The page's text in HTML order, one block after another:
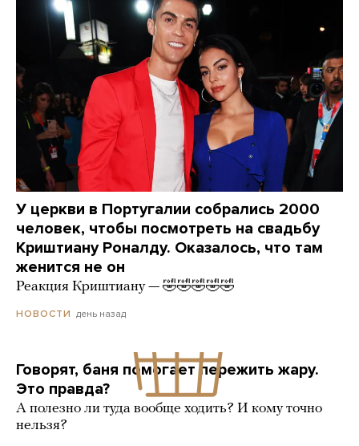
У церкви в Португалии собрались 2000
человек, чтобы посмотреть на свадьбу
Криштиану Роналду. Оказалось, что там
женится не он
Реакция Криштиану — 🤣🤣🤣🤣🤣
НОВОСТИ день назад
Говорят, баня помогает пережить жару.
Это правда?
А полезно ли туда вообще ходить? И кому точно
нельзя?